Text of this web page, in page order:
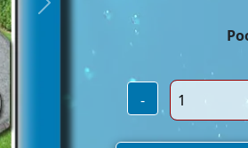
Next
-